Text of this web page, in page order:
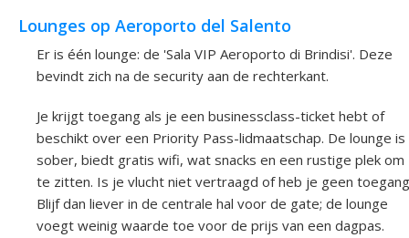
Lounges op Aeroporto del Salento
Er is één lounge: de 'Sala VIP Aeroporto di Brindisi'. Deze
bevindt zich na de security aan de rechterkant.
Je krijgt toegang als je een businessclass-ticket hebt of
beschikt over een Priority Pass-lidmaatschap. De lounge is
sober, biedt gratis wifi, wat snacks en een rustige plek om
te zitten. Is je vlucht niet vertraagd of heb je geen
Blijf dan liever in de centrale hal voor de gate; de lounge
voegt weinig waarde toe voor de prijs van een dagpas.